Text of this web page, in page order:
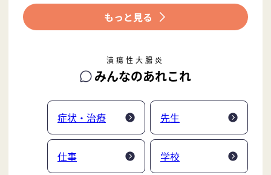
潰瘍性大腸炎
みんなのあれこれ
症状・治療 先生
仕事 学校